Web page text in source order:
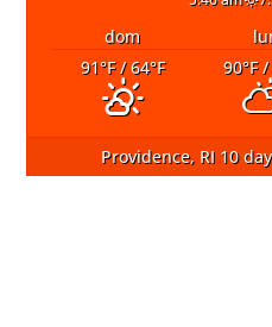
dom
91°F/ 64°F 90°F/
Providence, RI10